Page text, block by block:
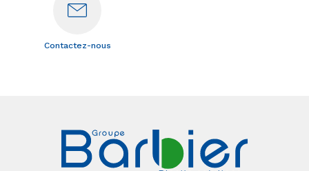
Contactez-nous